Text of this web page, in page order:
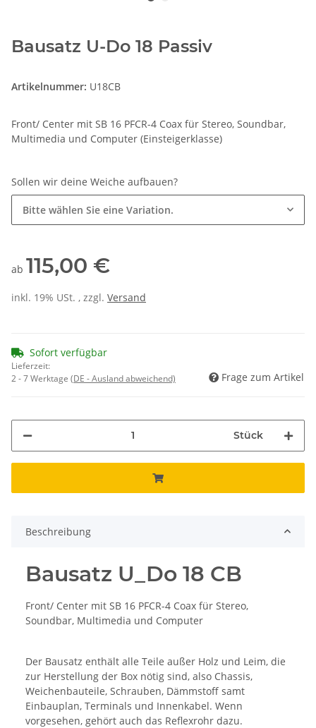
Bausatz U-Do 18 Passiv
Artikelnummer: U18CB
Front/ Center mit SB 16 PFCR-4 Coax für Stereo, Soundbar,
Multimedia und Computer (Einsteigerklasse)
Sollen wir deine Weiche aufbauen?
Bitte wählen Sie eine Variation.
ab 115,00 €
inkl. 19% USt. , zzgl. Versand
Sofort verfügbar
Lieferzeit:
2 - 7 Werktage (DE - Ausland abweichend) Frage zum Artikel
Stück
Beschreibung
Bausatz U_Do 18 CB
Front/ Center mit SB 16 PFCR-4 Coax für Stereo,
Soundbar, Multimedia und Computer
Der Bausatz enthält alle Teile außer Holz und Leim, die
zur Herstellung der Box nötig sind, also Chassis,
Weichenbauteile, Schrauben, Dämmstoff samt
Einbauplan, Terminals und Innenkabel. Wenn
vorgesehen, gehört auch das Reflexrohr dazu.